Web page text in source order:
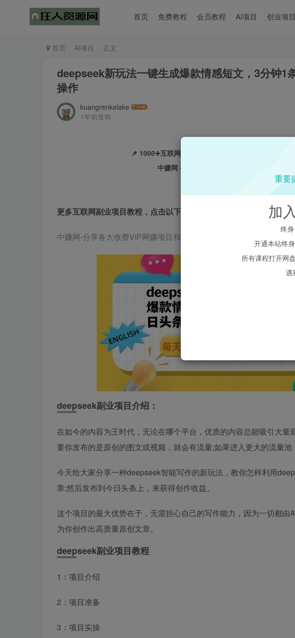
首页 免费教程 会员教程 AI项目 创业项目
首页 AI项目 正文
deepseek新玩法一键生成爆款情感短文，3分钟1
操作
kuangrenkelake
1年前发布
📌 1000➕互联网副业项目教程，更多网赚项目，点击
中赚网 - 分享各大收费VIP网赚项目和创业教
更多互联网副业项目教程，点击以下链接进入本站首页
中赚网-分享各大收费VIP网赚项目和创业教程-狂人资源网 (kr-ai-
deepseek副业项目介绍：
在如今的内容为王时代，无论在哪个平台，优质的内容总能吸引大量
要你发布的是原创的图文或视频，就会有流量;如果进入更大的流量池
今天给大家分享一种deepseek智能写作的新玩法，教你怎样利用
章;然后发布到今日头条上，来获得创作收益。
这个项目的最大优势在于，无需担心自己的写作能力，因为一切都
为你创作出高质量原创文章。
deepseek副业项目教程
1：项目介绍
2：项目准备
3：项目实操
重要
加
终身
开通本站终身
所有课程打开网
遇